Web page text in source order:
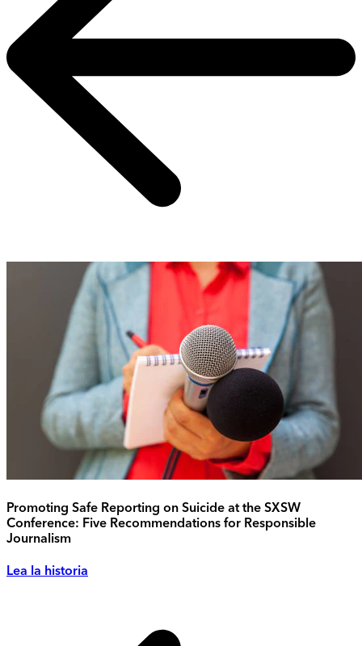
Promoting Safe Reporting on Suicide at the SXSW
Conference: Five Recommendations for Responsible
Journalism
Lea la historia